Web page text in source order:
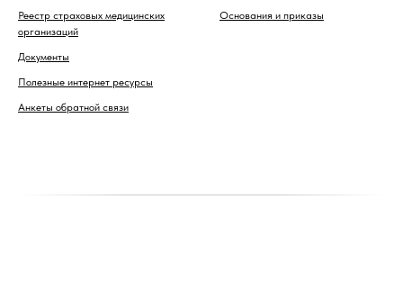
Реестр страховых медицинских
организаций
Документы
Полезные интернет ресурсы
Анкеты обратной связи
Основания и приказы